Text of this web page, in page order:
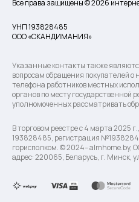
Все права защищены © 2026
УНП 193828485
ООО «СКАНДИМАНИЯ»
Указанные контакты также
вопросам обращения покупателей
телефона работников местных
органов по месту
уполномоченных рассматривать
В торговом реестре с 4 марта 2025
193828485, регистрация
горисполком. © 2024– almhome.by,
адрес: 220065, Беларусь, г. Минск,